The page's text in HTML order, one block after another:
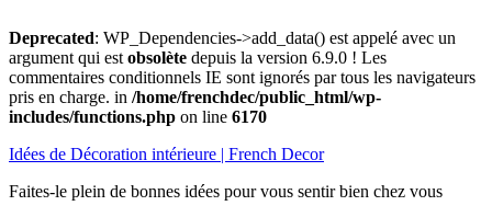
Deprecated: WP_Dependencies->add_data() est appelé avec un
argument qui est obsolète depuis la version 6.9.0 ! Les
commentaires conditionnels IE sont ignorés par tous les navigateurs
pris en charge. in /home/frenchdec/public_html/wp-
includes/functions.php on line 6170
au
Idées de Décoration intérieure | French Decor
Faites-le plein de bonnes idées pour vous sentir bien chez vous